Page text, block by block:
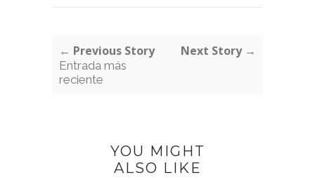
← Previous Story
Entrada más
reciente
Next Story →
YOU MIGHT
ALSO LIKE